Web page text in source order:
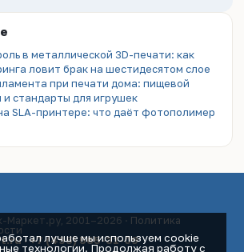
в металлической 3D-печати: как
ловит брак на шестидесятом слое
при печати дома: пищевой
и стандарты для игрушек
SLA-принтере: что даёт фотополимер
2001–2026 · Политика
·+7 (495) 565-31-09
лучше мы используем cookie
технологии. Продолжая работу с